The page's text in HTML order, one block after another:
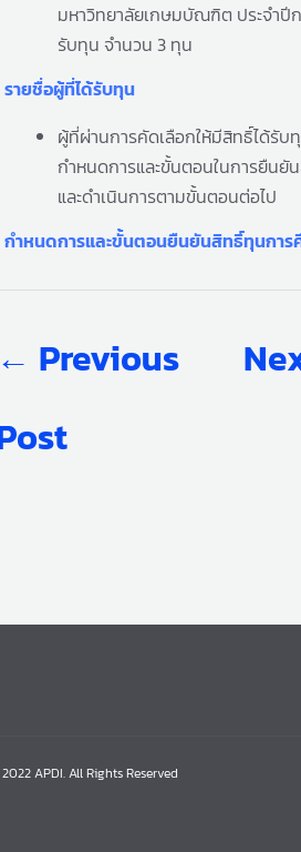
มหาวิทยาลัยเกษมบัณฑิต ประจำ
รับทุน จำนวน 3 ทุน
รายชื่อผู้ที่ได้รับทุน
ผู้ที่ผ่านการคัดเลือกให้มีสิทธิ์ได้รับ
กำหนดการและขั้นตอนในการยืน
และดำเนินการตามขั้นตอนต่อไป
กำหนดการและขั้นตอนยืนยันสิทธิ์ทุนการ
← Previous
APDI. All Rights Reserved